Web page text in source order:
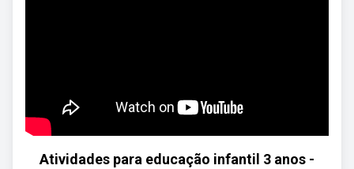
Atividades para educação infantil 3 anos -